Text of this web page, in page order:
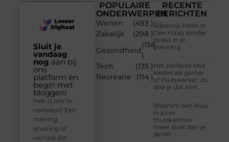
POPULAIRE
ONDERWERPEN
Wonen
(493 )
Zakelijk
(298 )
Gezondheid
(158
)
Tech
(135 )
Recreatie
(114 )
RECENTE
BERICHTEN
Rijbewijs halen in
Den Haag zonder
stress in je
planning
Het perfecte bed
kiezen als gamer
of thuiswerker: zo
doe je dat slim
Waarom een kluis
in jouw
thuiskantoor
meer doet dan je
denkt
Sluit je
vandaag
nog aan bij
ons
platform en
begin met
bloggen!
Heb jij iets te
vertellen? Een
mening,
ervaring of
verhaal dat